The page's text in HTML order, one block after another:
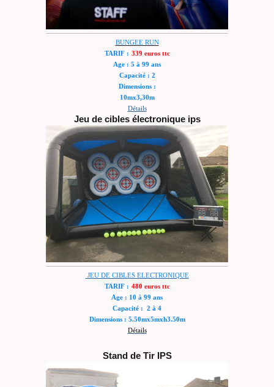
BUNGEE RUN
TARIF : 339 euros ttc
Age : 5 à 99 ans
Capacité : 2
Dimensions :
10mx3,30m
Détails
Jeu de cibles électronique ips
JEU DE CIBLES ELECTRONIQUE
TARIF : 480 euros ttc
Age : 10 à 99 ans
Capacité : 2 à 4
Dimensions : 5.50mx5mxh3.50m
Détails
Stand de Tir IPS